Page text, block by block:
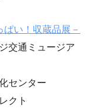
い！収蔵品展－
通ミュージア
センター
クト